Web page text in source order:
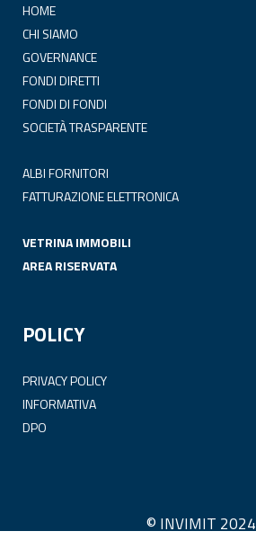
HOME
CHI SIAMO
GOVERNANCE
FONDI DIRETTI
FONDI DI FONDI
SOCIETÀ TRASPARENTE
ALBI FORNITORI
FATTURAZIONE ELETTRONICA
VETRINA IMMOBILI
AREA RISERVATA
POLICY
PRIVACY POLICY
INFORMATIVA
DPO
© INVIMIT 2024